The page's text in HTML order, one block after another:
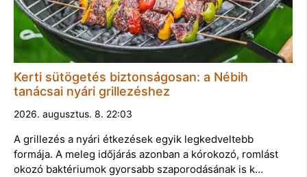
Kerti sütögetés biztonságosan: a Nébih
tanácsai nyári grillezéshez
2026. augusztus. 8. 22:03
A grillezés a nyári étkezések egyik legkedveltebb
formája. A meleg időjárás azonban a kórokozó, romlást
okozó baktériumok gyorsabb szaporodásának is k…